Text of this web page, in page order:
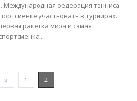
Международная федерация тенниса
участвовать в турнирах.
ракетка мира и самая
1 2